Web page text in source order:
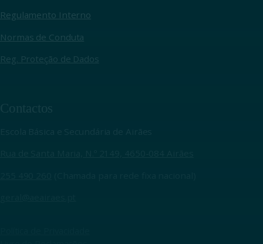
Regulamento Interno
Normas de Conduta
Reg. Proteção de Dados